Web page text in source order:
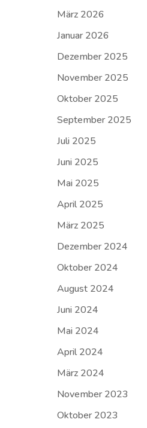
März 2026
Januar 2026
Dezember 2025
November 2025
Oktober 2025
September 2025
Juli 2025
Juni 2025
Mai 2025
April 2025
März 2025
Dezember 2024
Oktober 2024
August 2024
Juni 2024
Mai 2024
April 2024
März 2024
November 2023
Oktober 2023